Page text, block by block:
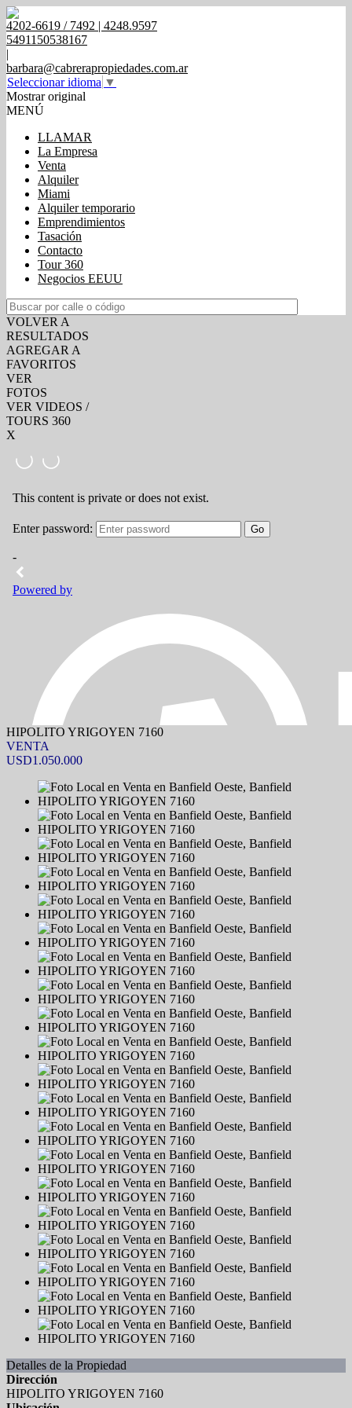
4202-6619 / 7492 | 4248.9597
5491150538167
|
barbara@cabrerapropiedades.com.ar
Seleccionar idioma ▼
Mostrar original
MENÚ
LLAMAR
La Empresa
Venta
Alquiler
Miami
Alquiler temporario
Emprendimientos
Tasación
Contacto
Tour 360
Negocios EEUU
VOLVER A
RESULTADOS
AGREGAR A
FAVORITOS
VER
FOTOS
VER VIDEOS /
TOURS 360
X
HIPOLITO YRIGOYEN 7160
VENTA
USD1.050.000
Detalles de la Propiedad
Dirección
HIPOLITO YRIGOYEN 7160